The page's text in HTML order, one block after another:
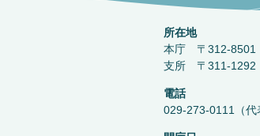
所在地
本庁 〒312-8501
支所 〒311-1292
電話
029-273-0111（代